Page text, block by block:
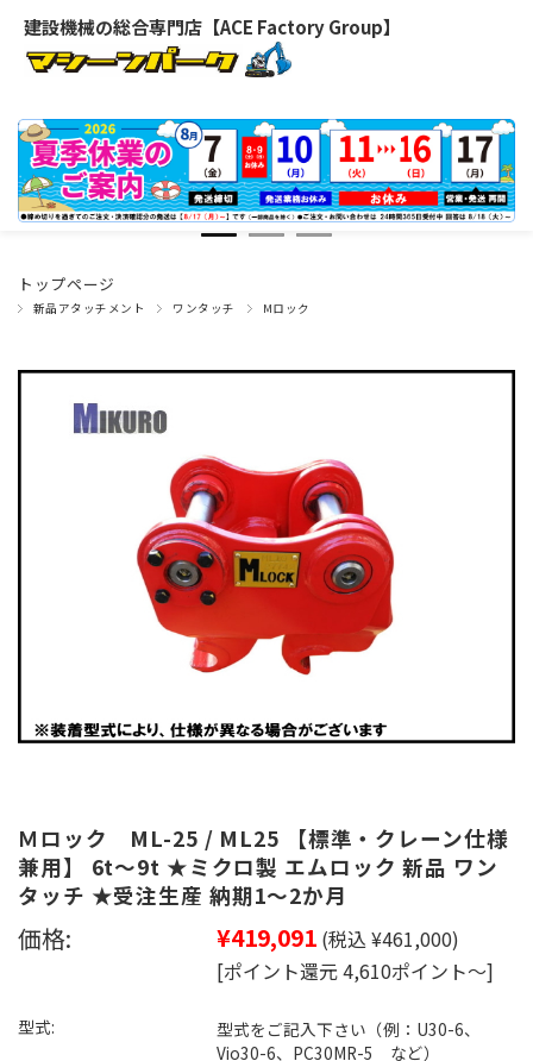
建設機械の総合専門店【ACE Factory Group】
トップページ
新品アタッチメント ワンタッチ Mロック
Ｍロック ML-25 / ML25 【標準・クレーン仕様
兼用】 6t～9t ★ミクロ製 エムロック 新品 ワン
タッチ ★受注生産 納期1～2か月
価格: ¥419,091 (税込 ¥461,000)
[ポイント還元 4,610ポイント～]
型式:
型式をご記入下さい（例：U30-6、
Vio30-6、PC30MR-5 など）